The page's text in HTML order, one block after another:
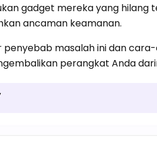
gadget mereka yang hilang
ancaman keamanan.
penyebab masalah ini dan
perangkat Anda